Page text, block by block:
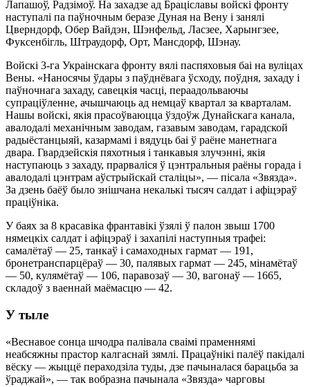
Лапашоў, Радзімоў. На захадзе ад Браціславы войскі фронту
наступалі па паўночным беразе Дуная на Вену і занялі
Цверндорф, Обер Вайдэн, Шэнфельд, Ласзее, Харынгзее,
Фуксенбігль, Штраудорф, Орт, Мансдорф, Шэнау.
Войскі 3-га Украінскага фронту вялі паспяховыя баі на вуліцах
Вены. «Наносячы ўдары з паўднёвага ўсходу, поўдня, захаду і
паўночнага захаду, савецкія часці, пераадольваючы
супраціўленне, ачышчаюць ад немцаў квартал за кварталам.
Нашы войскі, якія прасоўваюцца ўздоўж Дунайскага канала,
авалодалі механічным заводам, газавым заводам, гарадской
радыёстанцыяй, казармамі і вядуць баі ў раёне манетнага
двара. Гвардзейскія пяхотныя і танкавыя злучэнні, якія
наступаюць з захаду, прарваліся ў цэнтральныя раёны горада і
авалодалі цэнтрам аўстрыйскай сталіцы», — пісала «Звязда».
За дзень баёў было знішчана некалькі тысяч салдат і афіцэраў
праціўніка.
У баях за 8 красавіка франтавікі ўзялі ў палон звыш 1700
нямецкіх салдат і афіцэраў і захапілі наступныя трафеі:
самалётаў — 25, танкаў і самаходных гармат — 191,
бронетранспарцёраў — 30, палявых гармат — 245, мінамётаў
— 50, кулямётаў — 106, паравозаў — 30, вагонаў — 1665,
складоў з ваеннай маёмасцю — 42.
У тыле
«Веснавое сонца шчодра палівала сваімі праменнямі
неабсяжны прастор калгаснай зямлі. Працаўнікі палёў пакідалі
вёску — жыццё пераходзіла туды, дзе пачыналася барацьба за
ўраджай», — так вобразна пачынала «Звязда» чарговы